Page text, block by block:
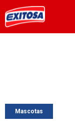
Mascotas